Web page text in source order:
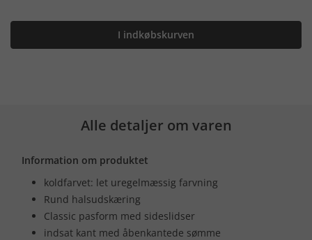
I indkøbskurven
Alle detaljer om varen
Information om produktet
koldfarvet: let uregelmæssig farvning
Rund halsudskæring
Classic pasform med sideslidser
indsat kant med åbenkantede sømme